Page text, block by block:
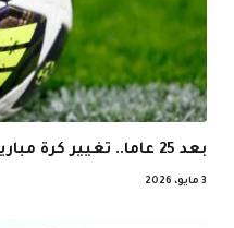
بعد 25 عاما.. تغيير كرة مباريات دوري أبطال أوروبا
3 مايو، 2026